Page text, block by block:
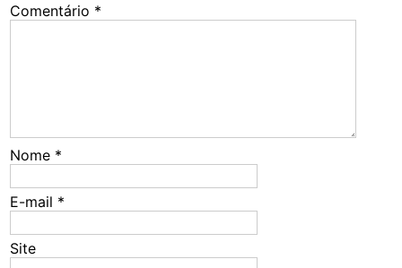
Comentário *
Nome *
E-mail *
Site